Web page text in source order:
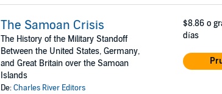
The Samoan Crisis
The History of the Military Standoff
Between the United States, Germany,
and Great Britain over the Samoan
Islands
De:Charles River Editors
$8.86 o
días